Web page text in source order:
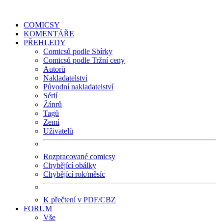
COMICSY
KOMENTÁŘE
PŘEHLEDY
Comicsů podle Sbírky
Comicsů podle Tržní ceny
Autorů
Nakladatelství
Původní nakladatelství
Sérií
Žánrů
Tagů
Zemí
Uživatelů
Rozpracované comicsy
Chybějící obálky
Chybějící rok/měsíc
K přečtení v PDF/CBZ
FORUM
Vše